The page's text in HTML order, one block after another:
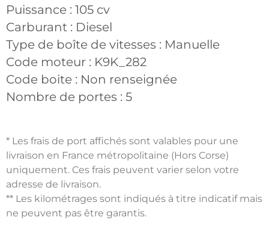
Puissance : 105 cv
Carburant : Diesel
Type de boîte de vitesses : Manuelle
Code moteur : K9K_282
Code boite : Non renseignée
Nombre de portes : 5
* Les frais de port affichés sont valables pour une
livraison en France métropolitaine (Hors Corse)
uniquement. Ces frais peuvent varier selon votre
adresse de livraison.
** Les kilométrages sont indiqués à titre indicatif mais
ne peuvent pas être garantis.